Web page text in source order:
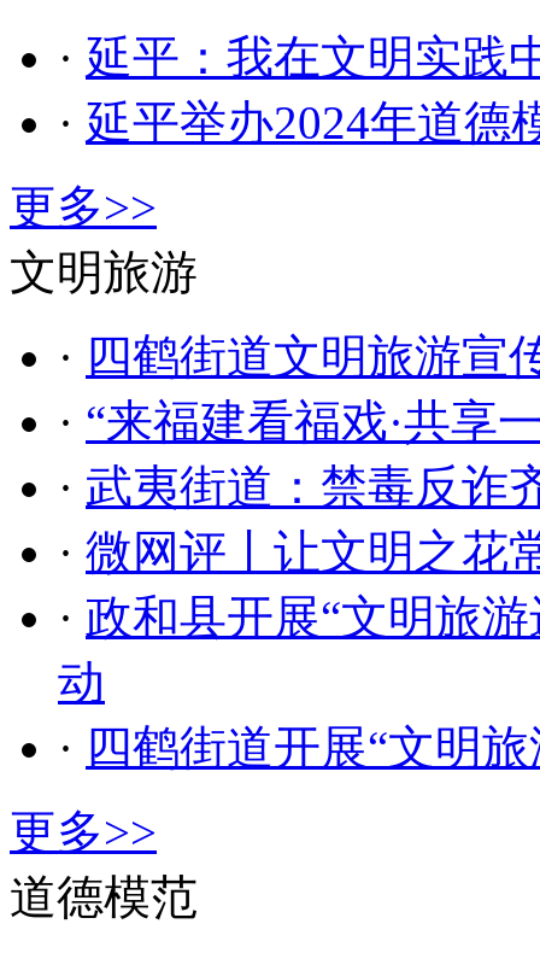
· 延平：我在文明实践
· 延平举办2024年道德
更多>>
文明旅游
· 四鹤街道文明旅游宣
· “来福建看福戏·共享
· 武夷街道：禁毒反诈
· 微网评丨让文明之花
· 政和县开展“文明旅
动
· 四鹤街道开展“文明
更多>>
道德模范